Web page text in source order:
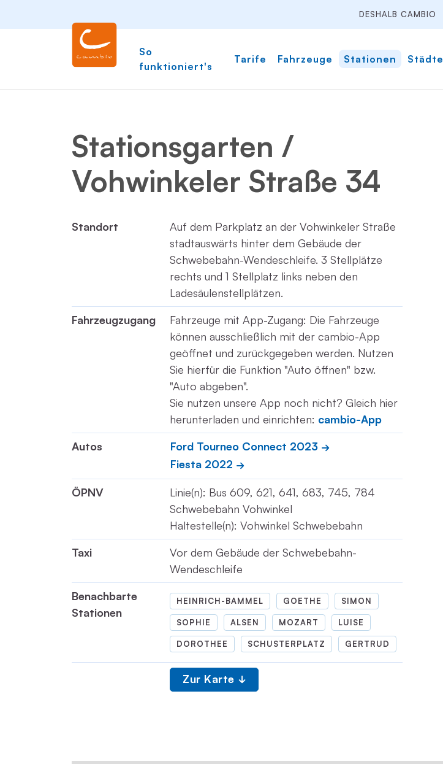
DESHALB CAMBIO
So
funktioniert's
Tarife Fahrzeuge Stationen Städte
Stationsgarten /
Vohwinkeler Straße 34
Standort
Auf dem Parkplatz an der Vohwinkeler Straße
stadtauswärts hinter dem Gebäude der
Schwebebahn-Wendeschleife. 3 Stellplätze
rechts und 1 Stellplatz links neben den
Ladesäulenstellplätzen.
Fahrzeugzugang
Fahrzeuge mit App-Zugang: Die Fahrzeuge
können ausschließlich mit der cambio-App
geöffnet und zurückgegeben werden. Nutzen
Sie hierfür die Funktion "Auto öffnen" bzw.
"Auto abgeben".
Sie nutzen unsere App noch nicht? Gleich hier
herunterladen und einrichten: cambio-App
Autos
Ford Tourneo Connect 2023
Fiesta 2022
ÖPNV
Linie(n): Bus 609, 621, 641, 683, 745, 784
Schwebebahn Vohwinkel
Haltestelle(n): Vohwinkel Schwebebahn
Taxi
Vor dem Gebäude der Schwebebahn-
Wendeschleife
Benachbarte
Stationen
HEINRICH-BAMMEL GOETHE SIMON
SOPHIE ALSEN MOZART LUISE
DOROTHEE SCHUSTERPLATZ GERTRUD
Zur Karte